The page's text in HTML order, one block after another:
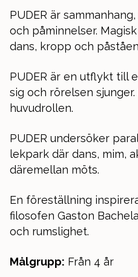
PUDER är
och påminnelser.
dans, kropp och
PUDER är en utflykt till
sig och rörelsen
huvudrollen.
PUDER undersöker
lekpark där dans, mim,
däremellan möts.
En föreställning
filosofen Gaston
och rumslighet.
Målgrupp: Från 4 år